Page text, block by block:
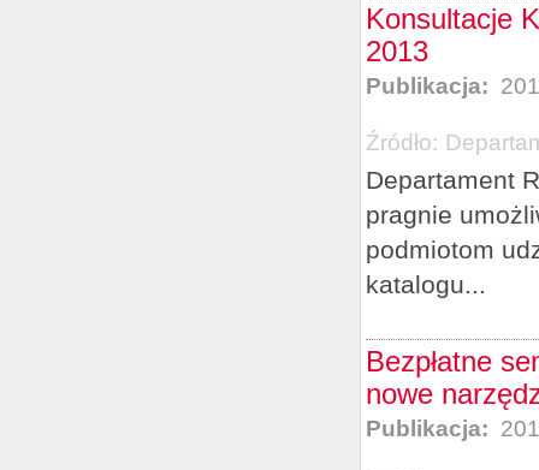
Konsultacje
2013
Publikacja:
Źródło:
Departament
pragnie
podmiotom
katalogu...
Bezpłatne
nowe
Publikacja: